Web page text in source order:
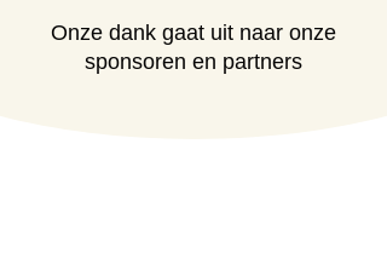
Onze dank gaat uit naar onze
sponsoren en partners